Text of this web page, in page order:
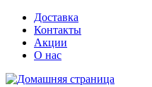
Доставка
Контакты
Акции
О нас